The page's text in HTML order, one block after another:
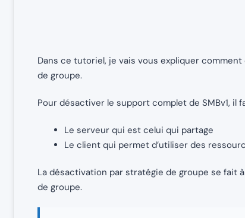
Dans ce tutoriel, je vais vous expliquer comment
de groupe.
Pour désactiver le support complet de SMBv1, il
Le serveur qui est celui qui partage
Le client qui permet d’utiliser des
La désactivation par stratégie de groupe se fait
de groupe.